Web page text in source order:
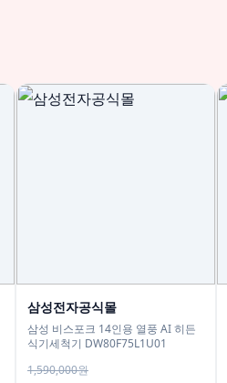
삼성전자공식몰
삼성 비스포크 14인용 열풍 AI 히든
식기세척기 DW80F75L1U01
1,590,000원